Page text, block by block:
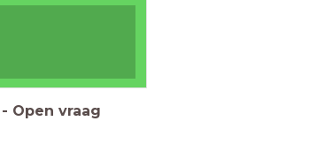
- Open vraag